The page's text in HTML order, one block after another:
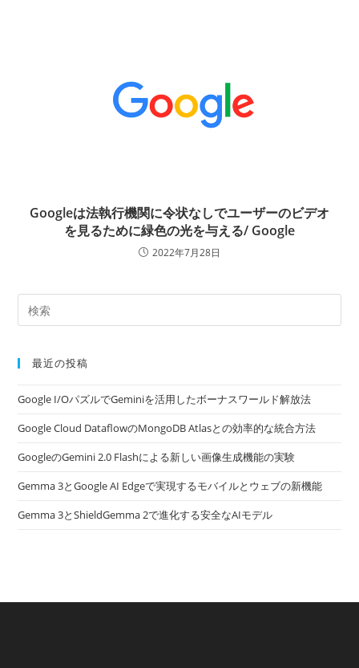
Googleは法執行機関に令状なしでユーザーのビデオ
を見るために緑色の光を与える/ Google
2022年7月28日
最近の投稿
Google I/OパズルでGeminiを活用したボーナスワールド解放法
Google Cloud DataflowのMongoDB Atlasとの効率的な統合方法
GoogleのGemini 2.0 Flashによる新しい画像生成機能の実験
Gemma 3とGoogle AI Edgeで実現するモバイルとウェブの新機能
Gemma 3とShieldGemma 2で進化する安全なAIモデル